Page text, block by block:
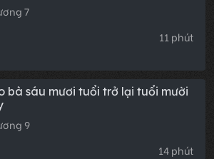
7
11 phút
bà sáu mươi tuổi trở lại tuổi mười
9
14 phút